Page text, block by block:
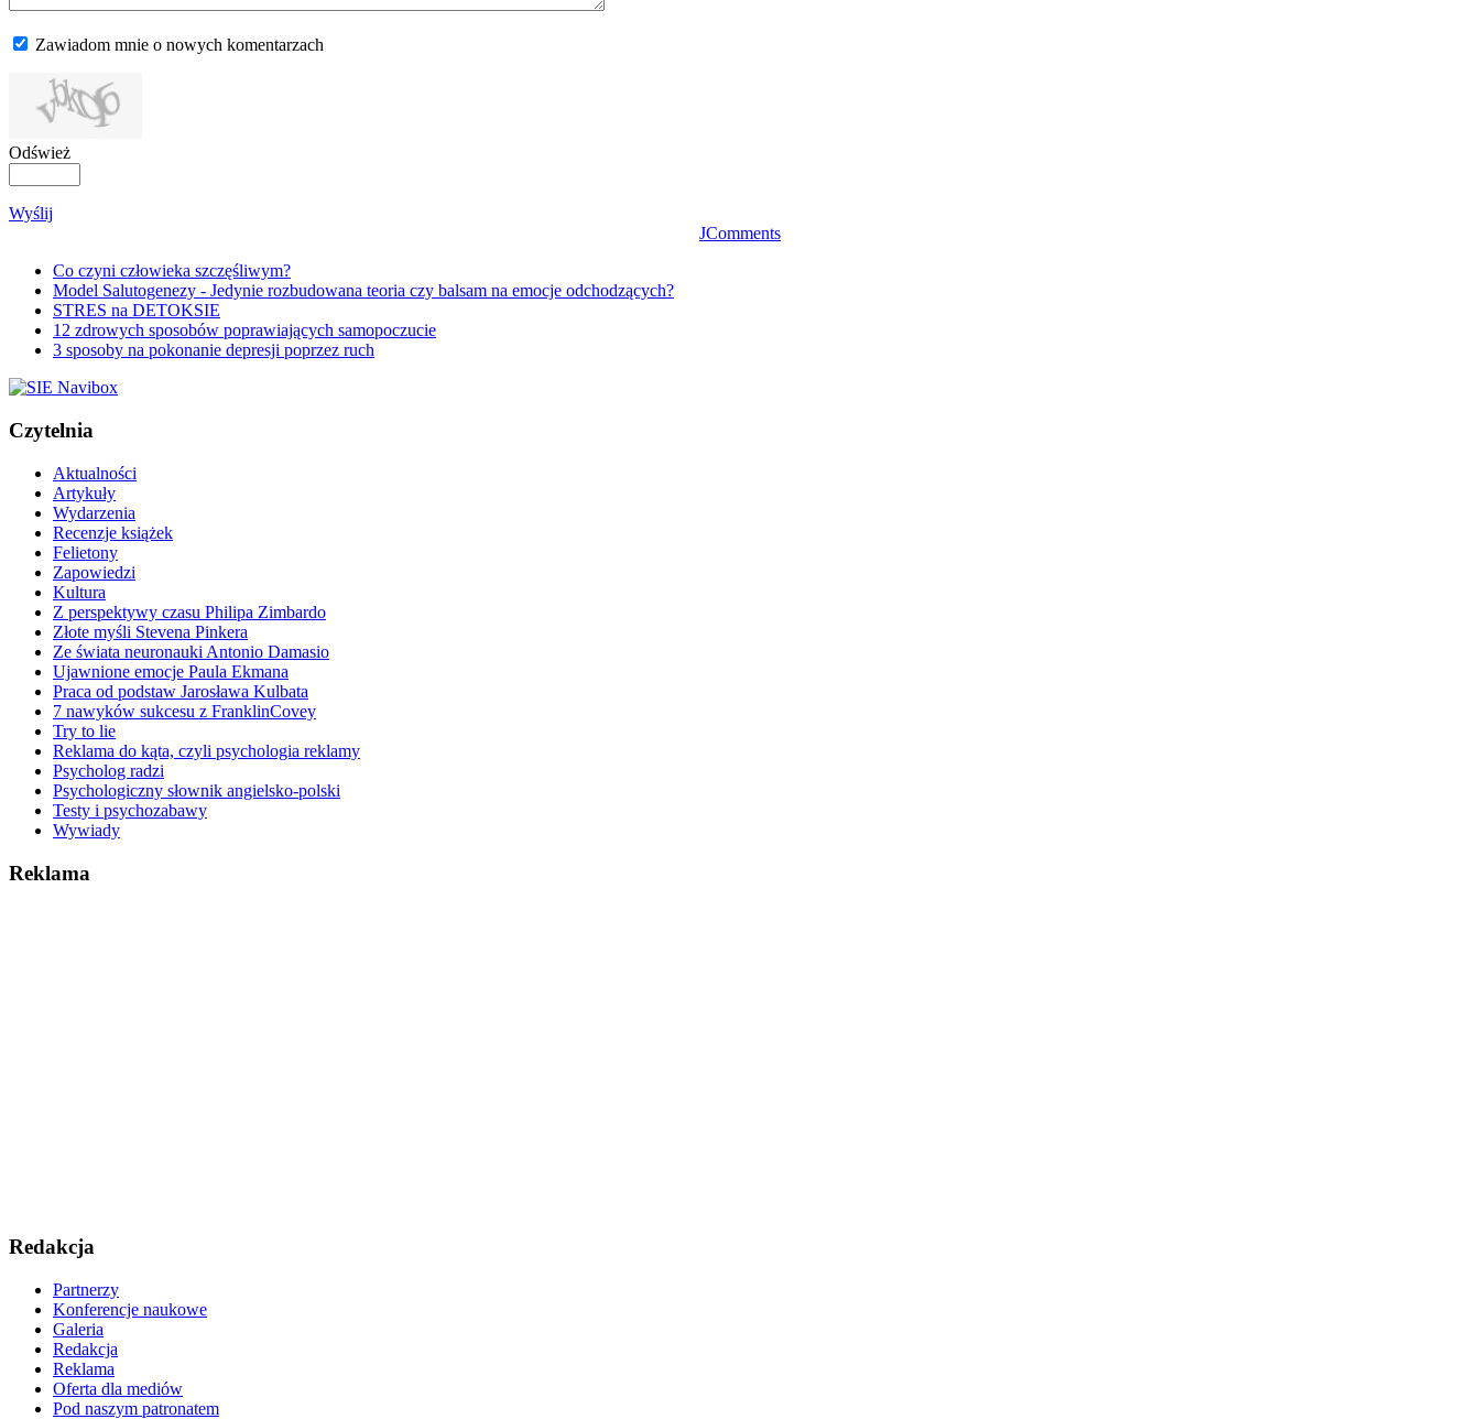
Zawiadom mnie o nowych komentarzach
Odśwież
Wyślij
JComments
Co czyni człowieka szczęśliwym?
Model Salutogenezy - Jedynie rozbudowana teoria czy balsam na emocje odchodzących?
STRES na DETOKSIE
12 zdrowych sposobów poprawiających samopoczucie
3 sposoby na pokonanie depresji poprzez ruch
Czytelnia
Aktualności
Artykuły
Wydarzenia
Recenzje książek
Felietony
Zapowiedzi
Kultura
Z perspektywy czasu Philipa Zimbardo
Złote myśli Stevena Pinkera
Ze świata neuronauki Antonio Damasio
Ujawnione emocje Paula Ekmana
Praca od podstaw Jarosława Kulbata
7 nawyków sukcesu z FranklinCovey
Try to lie
Reklama do kąta, czyli psychologia reklamy
Psycholog radzi
Psychologiczny słownik angielsko-polski
Testy i psychozabawy
Wywiady
Reklama
Redakcja
Partnerzy
Konferencje naukowe
Galeria
Redakcja
Reklama
Oferta dla mediów
Pod naszym patronatem